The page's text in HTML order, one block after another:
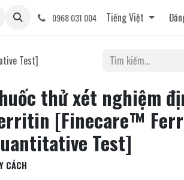
0968 031 004 Tiếng Việt
Test]
thử xét nghiệm
[Finecare™
Test]
CÁCH